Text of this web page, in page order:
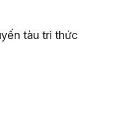
tàu tri thức